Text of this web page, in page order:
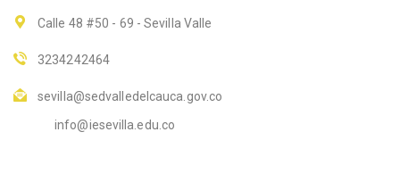
Calle 48 #50 - 69 - Sevilla Valle
3234242464
sevilla@sedvalledelcauca.gov.co
info@iesevilla.edu.co